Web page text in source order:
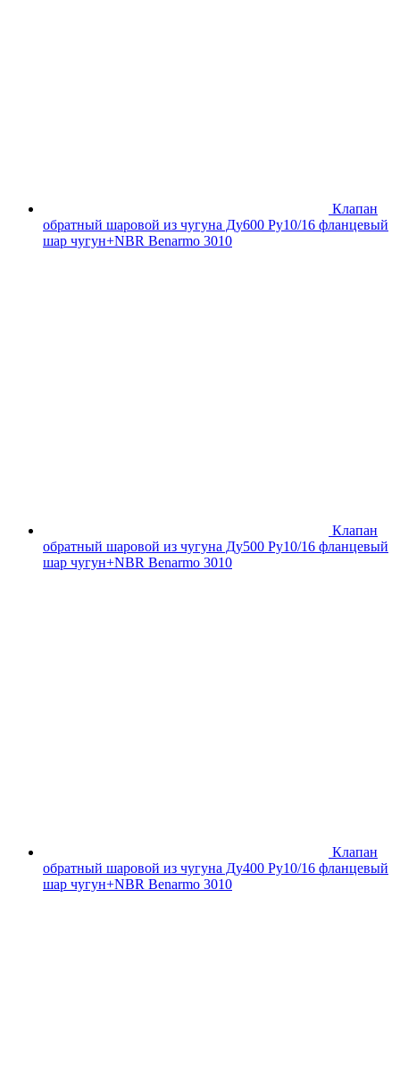
Клапан
обратный шаровой из чугуна Ду600 Ру10/16 фланцевый
шар чугун+NBR Benarmo 3010
Клапан
обратный шаровой из чугуна Ду500 Ру10/16 фланцевый
шар чугун+NBR Benarmo 3010
Клапан
обратный шаровой из чугуна Ду400 Ру10/16 фланцевый
шар чугун+NBR Benarmo 3010